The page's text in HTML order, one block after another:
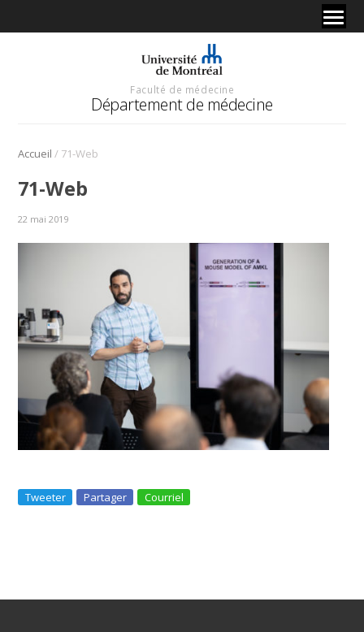
Faculté de médecine
Département de médecine
Accueil / 71-Web
71-Web
22 mai 2019
Tweeter Partager Courriel